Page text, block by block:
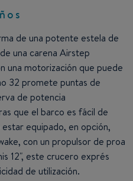
de una potente estela de
una carena Airstep
una motorización que puede
32 promete puntas de
de potencia
que el barco es fácil de
equipado, en opción,
con un propulsor de proa
12", este crucero exprés
de utilización.